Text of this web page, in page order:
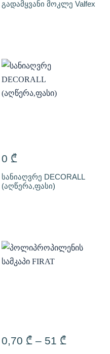
გადამყვანი მოკლე Valfex
0 ₾
სანიაღვრე DECORALL
(აღწერა,ფასი)
0,70 ₾ – 51 ₾